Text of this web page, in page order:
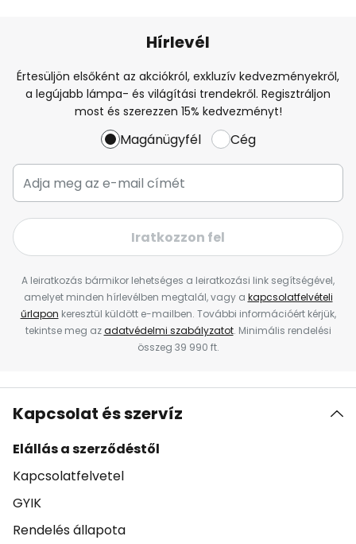
Hírlevél
Értesüljön elsőként az akciókról, exkluzív kedvezményekről,
a legújabb lámpa- és világítási trendekről. Regisztráljon
most és szerezzen 15% kedvezményt!
Magánügyfél Cég
Iratkozzon fel
A leiratkozás bármikor lehetséges a leiratkozási link segítségével,
amelyet minden hírlevélben megtalál, vagy a kapcsolatfelvételi
űrlapon keresztül küldött e-mailben. További információért kérjük,
tekintse meg azadatvédelmi szabályzatot. Minimális rendelési
összeg 39 990 ft.
Kapcsolat és szervíz
Elállás a szerződéstől
Kapcsolatfelvetel
GYIK
Rendelés állapota